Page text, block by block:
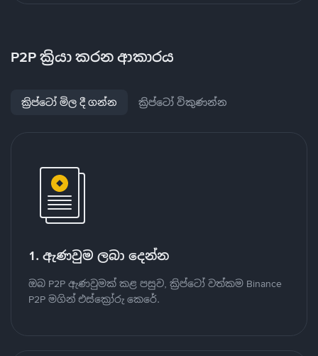
P2P ක්‍රියා කරන ආකාරය
ක්‍රිප්ටෝ මිල දී ගන්න ක්‍රිප්ටෝ විකුණන්න
1. ඇණවුම ලබා දෙන්න
ඔබ P2P ඇණවුමක් කළ පසුව, ක්‍රිප්ටෝ වත්කම Binance
P2P මගින් එස්ක්‍රෝරු කෙරේ.